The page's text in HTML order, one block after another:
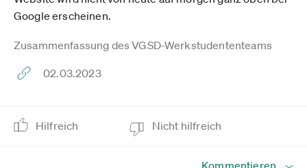
Google erscheinen.
Zusammenfassung des VGSD-Werkstudententeams
02.03.2023
Hilfreich Nicht hilfreich
Kommentieren